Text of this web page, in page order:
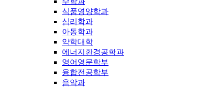
식품영양학과
심리학과
아동학과
약학대학
에너지환경공학과
영어영문학부
융합전공학부
음악과